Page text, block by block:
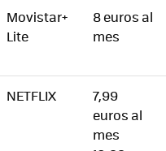
Movistar+
Lite
8 euros al
mes
NETFLIX
7,99
euros al
mes